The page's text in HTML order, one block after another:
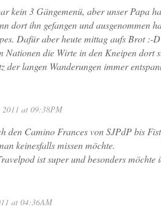
kein 3 Gängemenü, aber unser Papa
dort ihn gefangen und ausgenommen
Dafür aber heute mittag aufs Brot :-D
Nationen die Wirte in den Kneipen dort
der langen Wanderungen immer
at 09:38PM
den Camino Frances von SJPdP bis
keinesfalls missen möchte.
ist super und besonders
at 04:36AM